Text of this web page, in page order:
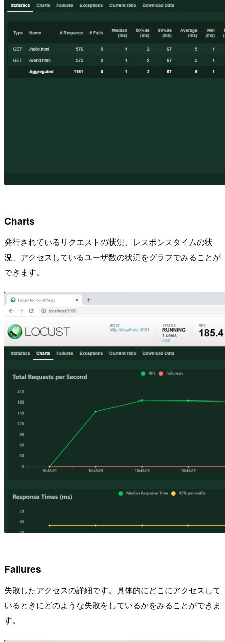
Charts
発行されているリクエストの状況、レスポンスタイムの状
況、アクセスしているユーザ数の状況をグラフでみることが
できます。
Failures
失敗したアクセスの詳細です。具体的にどこにアクセスして
いるときにどのような失敗をしているかをみることができま
す。